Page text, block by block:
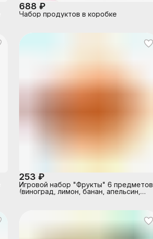
688 ₽
Набор продуктов в коробке
253 ₽
Игровой набор "Фрукты" 6 предметов
(виноград, лимон, банан, апельсин,